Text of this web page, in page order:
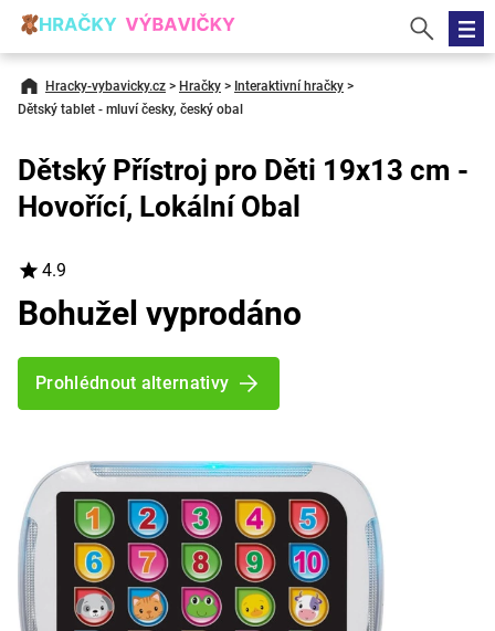
Hracky-vybavicky.cz > Hračky > Interaktivní hračky >
Dětský tablet - mluví česky, český obal
Dětský Přístroj pro Děti 19x13 cm -
Hovořící, Lokální Obal
4.9
Bohužel vyprodáno
Prohlédnout alternativy